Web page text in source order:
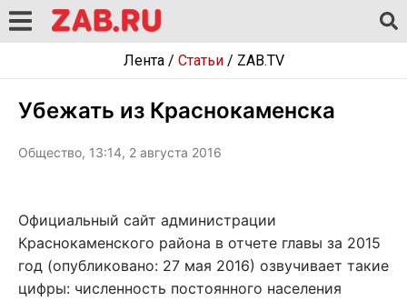
Лента/ Статьи/ ZAB.TV
Убежать из Краснокаменска
Общество, 13:14, 2 августа 2016
Официальный сайт администрации
Краснокаменского района в отчете главы за 2015
год (опубликовано: 27 мая 2016) озвучивает такие
цифры: численность постоянного населения